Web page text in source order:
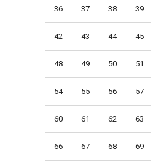
36 37 38 39
42 43 44 45
48 49 50 51
54 55 56 57
60 61 62 63
66 67 68 69